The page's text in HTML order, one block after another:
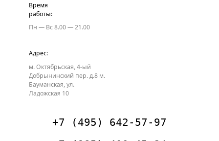
Время
работы:
Пн — Вс8.00 — 21.00
Адрес:
м. Октябрьская, 4-ый
Добрынинский пер. д.8м.
Бауманская, ул.
Ладожская 10
+7 (495) 642-57-97